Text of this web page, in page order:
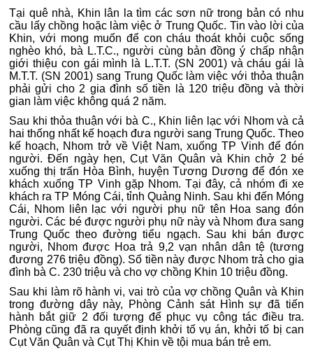
Tại quê nhà, Khin lân la tìm các sơn nữ trong bản có nhu
cầu lấy chồng hoặc làm việc ở Trung Quốc. Tin vào lời của
Khin, với mong muốn để con cháu thoát khỏi cuộc sống
nghèo khó, bà L.T.C., người cùng bản đồng ý chấp nhận
giới thiệu con gái mình là L.T.T. (SN 2001) và cháu gái là
M.T.T. (SN 2001) sang Trung Quốc làm việc với thỏa thuận
phải gửi cho 2 gia đình số tiền là 120 triệu đồng và thời
gian làm việc không quá 2 năm.
Sau khi thỏa thuận với bà C., Khin liên lạc với Nhom và cả
hai thống nhất kế hoạch đưa người sang Trung Quốc. Theo
kế hoạch, Nhom trở về Việt Nam, xuống TP Vinh để đón
người. Đến ngày hẹn, Cụt Văn Quân và Khin chở 2 bé
xuống thị trấn Hòa Bình, huyện Tương Dương để đón xe
khách xuống TP Vinh gặp Nhom. Tại đây, cả nhóm đi xe
khách ra TP Móng Cái, tỉnh Quảng Ninh. Sau khi đến Móng
Cái, Nhom liên lạc với người phụ nữ tên Hoa sang đón
người. Các bé được người phụ nữ này và Nhom đưa sang
Trung Quốc theo đường tiểu ngạch. Sau khi bán được
người, Nhom được Hoa trả 9,2 vạn nhân dân tệ (tương
đương 276 triệu đồng). Số tiền này được Nhom trả cho gia
đình bà C. 230 triệu và cho vợ chồng Khin 10 triệu đồng.
Sau khi làm rõ hành vi, vai trò của vợ chồng Quân và Khin
trong đường dây này, Phòng Cảnh sát Hình sự đã tiến
hành bắt giữ 2 đối tượng để phục vụ công tác điều tra.
Phòng cũng đã ra quyết định khởi tố vụ án, khởi tố bị can
Cụt Văn Quân và Cụt Thị Khin về tội mua bán trẻ em.